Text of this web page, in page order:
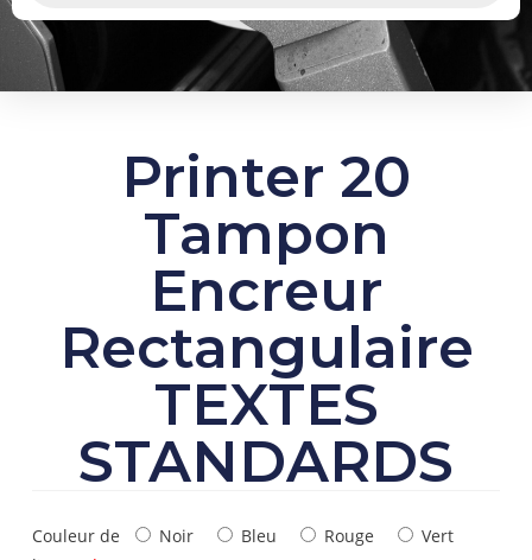
Printer 20
Tampon
Encreur
Rectangulaire
TEXTES
STANDARDS
Couleur de
Noir Bleu Rouge Vert